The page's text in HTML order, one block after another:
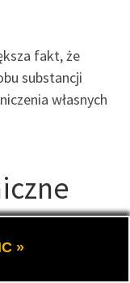
fakt, że
substancji
własnych
ten sam sposób.
jednak u
»